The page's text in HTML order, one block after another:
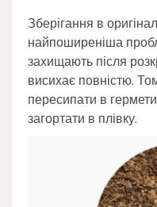
Зберігання в
найпоширеніша
захищають після
висихає повністю.
пересипати в
загортати в плівку.